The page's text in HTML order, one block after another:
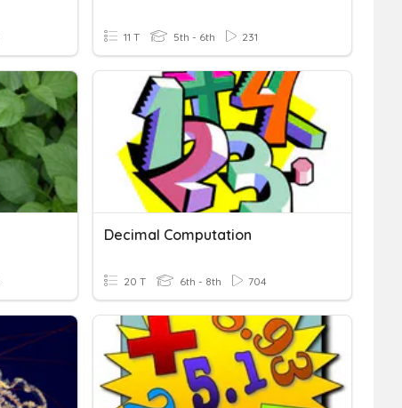
11 T 5th - 6th 231
Decimal Computation
20 T 6th - 8th 704